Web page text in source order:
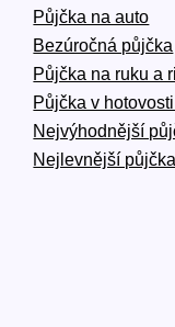
Půjčka na auto
Bezúročná půjčka
Půjčka na ruku a
Půjčka v
Nejvýhodnější
Nejlevnější půjčka